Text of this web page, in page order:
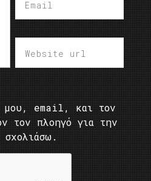
μου, email, και τον
τον πλοηγό για την